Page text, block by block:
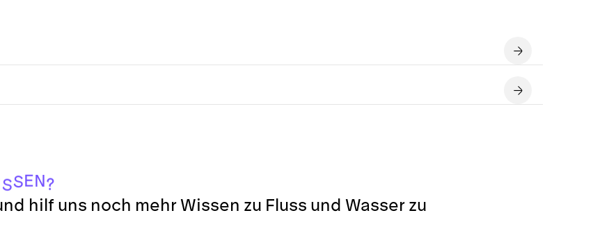
SSE N ?
hilf uns noch mehr Wissen zu Fluss und Wasser zu